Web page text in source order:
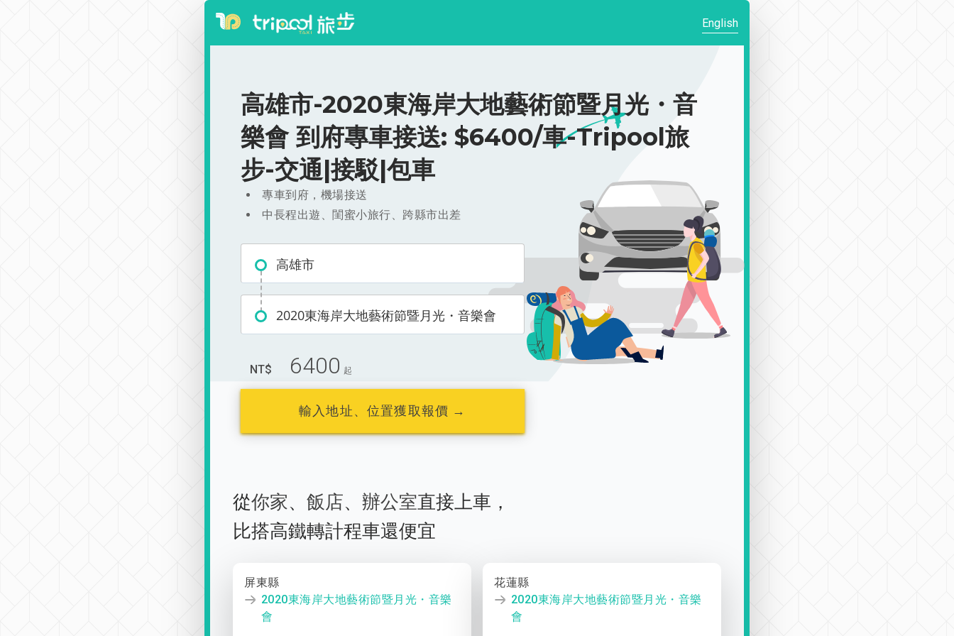
English
高雄市-2020東海岸大地藝術節暨月光・音
樂會 到府專車接送: $6400/車-Tripool旅
步-交通|接駁|包車
專車到府，機場接送
中長程出遊、閨蜜小旅行、跨縣市出差
高雄市
2020東海岸大地藝術節暨月光・音樂會
NT$ 6400 起
輸入地址、位置獲取報價 →
從你家、 飯店、 辦公室直接上車，
比搭高鐵轉計程車還便宜
屏東縣
2020東海岸大地藝術節暨月光・音樂
會
花蓮縣
2020東海岸大地藝術節暨月光・音樂
會